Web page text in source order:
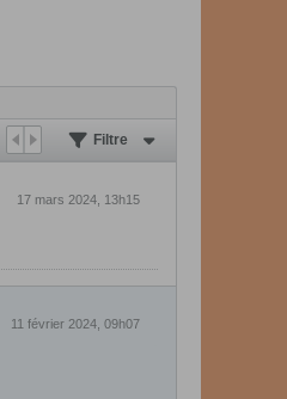
Filtre
17 mars 2024, 13h15
11 février 2024, 09h07